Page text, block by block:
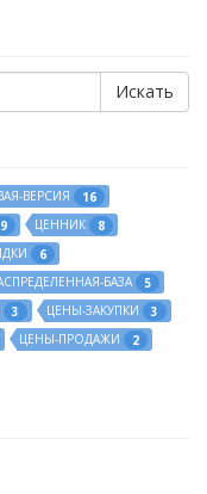
Искать
ВЕРСИЯ
16
9 ЦЕННИК
8
6
БАЗА
5
3 ЦЕНЫ-ЗАКУПКИ
3
ЦЕНЫ-ПРОДАЖИ
2